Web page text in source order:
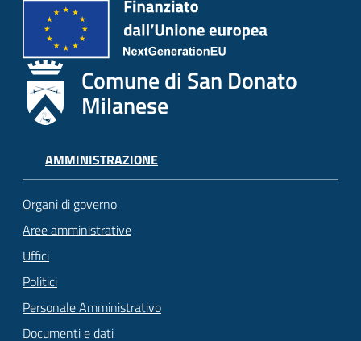
Comune di San Donato
Milanese
AMMINISTRAZIONE
Organi di governo
Aree amministrative
Uffici
Politici
Personale Amministrativo
Documenti e dati